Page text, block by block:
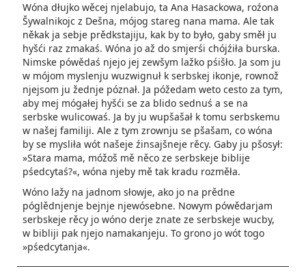
Wóna dłujko wěcej njelabujo, ta Ana Hasackowa, roźona
Šywalnikojc z Dešna, mójog stareg nana mama. Ale tak
někak ja sebje prědkstajiju, kak by to było, gaby směł ju
hyšći raz zmakaś. Wóna jo až do smjerśi chójźiła burska.
Nimske pówědaś njejo jej zewšym lažko pśišło. Ja som ju
w mójom myslenju wuzwignuł k serbskej ikonje, rownož
njejsom ju žednje póznał. Ja póžedam weto cesto za tym,
aby mej mógałej hyšći se za blido sednuś a se na
serbske wulicowaś. Ja by ju wupšašał k tomu serbskemu
w našej familiji. Ale z tym zrownju se pšašam, co wóna
by se mysliła wót našeje źinsajšneje rěcy. Gaby ju pšosył:
»Stara mama, móžoš mě něco ze serbskeje biblije
pśedcytaś?«, wóna njeby mě tak kradu rozměła.
Wóno lažy na jadnom słowje, ako jo na prědne
póglědnjenje bejnje njewósebne. Nowym pówědarjam
serbskeje rěcy jo wóno derje znate ze serbskeje wucby,
w bibliji pak njejo namakanjeju. To grono jo wót togo
»pśedcytanja«.